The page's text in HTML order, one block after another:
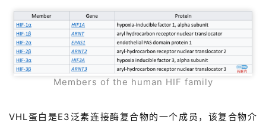
Members of the human HIF family
VHL蛋白是E3泛素连接酶复合物的一个成员，该复合物介